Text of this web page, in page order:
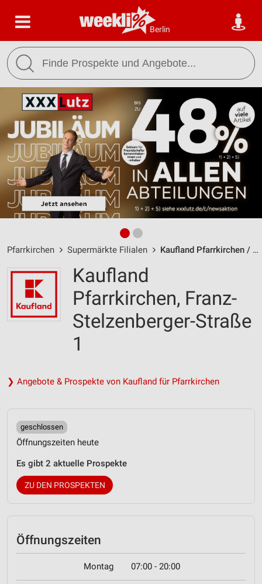
Berlin
Pfarrkirchen Supermärkte Filialen Kaufland Pfarrkirchen / Franz-Stelzenberger-Straße 1 - Öffnungszeiten & Adresse
Kaufland
Pfarrkirchen, Franz-
Stelzenberger-Straße
1
❯ Angebote & Prospekte von Kaufland für Pfarrkirchen
geschlossen
Öffnungszeiten heute
Es gibt 2 aktuelle Prospekte
ZU DEN PROSPEKTEN
Öffnungszeiten
Montag 07:00 - 20:00